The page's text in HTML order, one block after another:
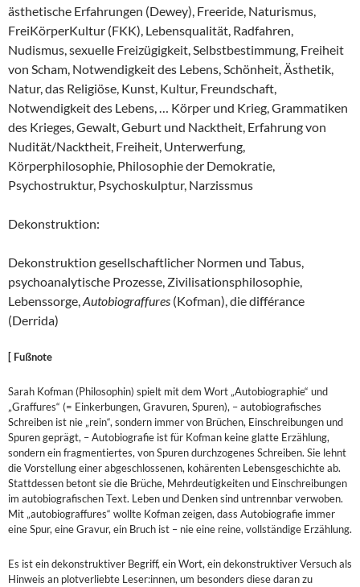
ästhetische Erfahrungen (Dewey), Freeride, Naturismus,
FreiKörperKultur (FKK), Lebensqualität, Radfahren,
Nudismus, sexuelle Freizügigkeit, Selbstbestimmung, Freiheit
von Scham, Notwendigkeit des Lebens, Schönheit, Ästhetik,
Natur, das Religiöse, Kunst, Kultur, Freundschaft,
Notwendigkeit des Lebens, … Körper und Krieg, Grammatiken
des Krieges, Gewalt, Geburt und Nacktheit, Erfahrung von
Nudität/Nacktheit, Freiheit, Unterwerfung,
Körperphilosophie, Philosophie der Demokratie,
Psychostruktur, Psychoskulptur, Narzissmus
Dekonstruktion:
Dekonstruktion gesellschaftlicher Normen und Tabus,
psychoanalytische Prozesse, Zivilisationsphilosophie,
Lebenssorge,Autobiograffures (Kofman), die différance
(Derrida)
[ Fußnote
Sarah Kofman (Philosophin) spielt mit dem Wort „Autobiographie“ und
„Graffures“ (= Einkerbungen, Gravuren, Spuren), – autobiografisches
Schreiben ist nie „rein“, sondern immer von Brüchen, Einschreibungen und
Spuren geprägt, – Autobiografie ist für Kofman keine glatte Erzählung,
sondern ein fragmentiertes, von Spuren durchzogenes Schreiben. Sie lehnt
die Vorstellung einer abgeschlossenen, kohärenten Lebensgeschichte ab.
Stattdessen betont sie die Brüche, Mehrdeutigkeiten und Einschreibungen
im autobiografischen Text. Leben und Denken sind untrennbar verwoben.
Mit „autobiograffures“ wollte Kofman zeigen, dass Autobiografie immer
eine Spur, eine Gravur, ein Bruch ist – nie eine reine, vollständige Erzählung.
Es ist ein dekonstruktiver Begriff, ein Wort, ein dekonstruktiver Versuch als
Hinweis an plotverliebte Leser:innen, um besonders diese daran zu